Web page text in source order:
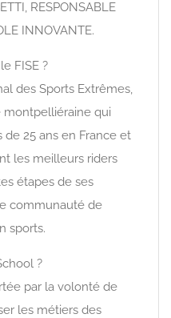
RESPONSABLE
INNOVANTE.
FISE ?
des Sports Extrêmes,
montpelliéraine qui
de 25 ans en France et
les meilleurs riders
étapes de ses
communauté de
sports.
?
par la volonté de
les métiers des